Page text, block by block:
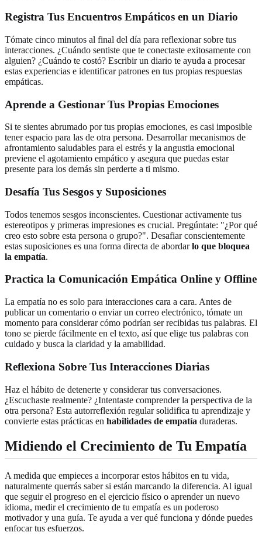
Registra Tus Encuentros Empáticos en un Diario
Tómate cinco minutos al final del día para reflexionar sobre tus
interacciones. ¿Cuándo sentiste que te conectaste exitosamente con
alguien? ¿Cuándo te costó? Escribir un diario te ayuda a procesar
estas experiencias e identificar patrones en tus propias respuestas
empáticas.
Aprende a Gestionar Tus Propias Emociones
Si te sientes abrumado por tus propias emociones, es casi imposible
tener espacio para las de otra persona. Desarrollar mecanismos de
afrontamiento saludables para el estrés y la angustia emocional
previene el agotamiento empático y asegura que puedas estar
presente para los demás sin perderte a ti mismo.
Desafía Tus Sesgos y Suposiciones
Todos tenemos sesgos inconscientes. Cuestionar activamente tus
estereotipos y primeras impresiones es crucial. Pregúntate: "¿Por qué
creo esto sobre esta persona o grupo?". Desafiar conscientemente
estas suposiciones es una forma directa de abordarlo que bloquea
la empatía.
Practica la Comunicación Empática Online y Offline
La empatía no es solo para interacciones cara a cara. Antes de
publicar un comentario o enviar un correo electrónico, tómate un
momento para considerar cómo podrían ser recibidas tus palabras. El
tono se pierde fácilmente en el texto, así que elige tus palabras con
cuidado y busca la claridad y la amabilidad.
Reflexiona Sobre Tus Interacciones Diarias
Haz el hábito de detenerte y considerar tus conversaciones.
¿Escuchaste realmente? ¿Intentaste comprender la perspectiva de la
otra persona? Esta autorreflexión regular solidifica tu aprendizaje y
convierte estas prácticas en habilidades de empatía duraderas.
Midiendo el Crecimiento de Tu Empatía
A medida que empieces a incorporar estos hábitos en tu vida,
naturalmente querrás saber si están marcando la diferencia. Al igual
que seguir el progreso en el ejercicio físico o aprender un nuevo
idioma, medir el crecimiento de tu empatía es un poderoso
motivador y una guía. Te ayuda a ver qué funciona y dónde puedes
enfocar tus esfuerzos.